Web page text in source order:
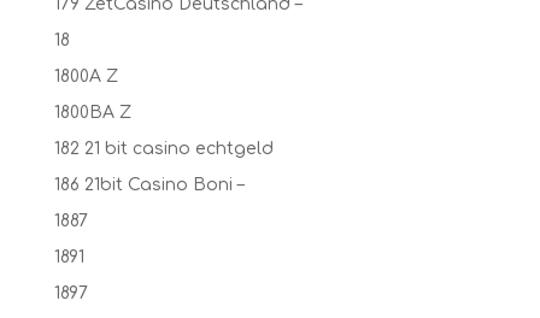
179 ZetCasino Deutschland –
18
1800A Z
1800BA Z
182 21 bit casino echtgeld
186 21bit Casino Boni –
1887
1891
1897